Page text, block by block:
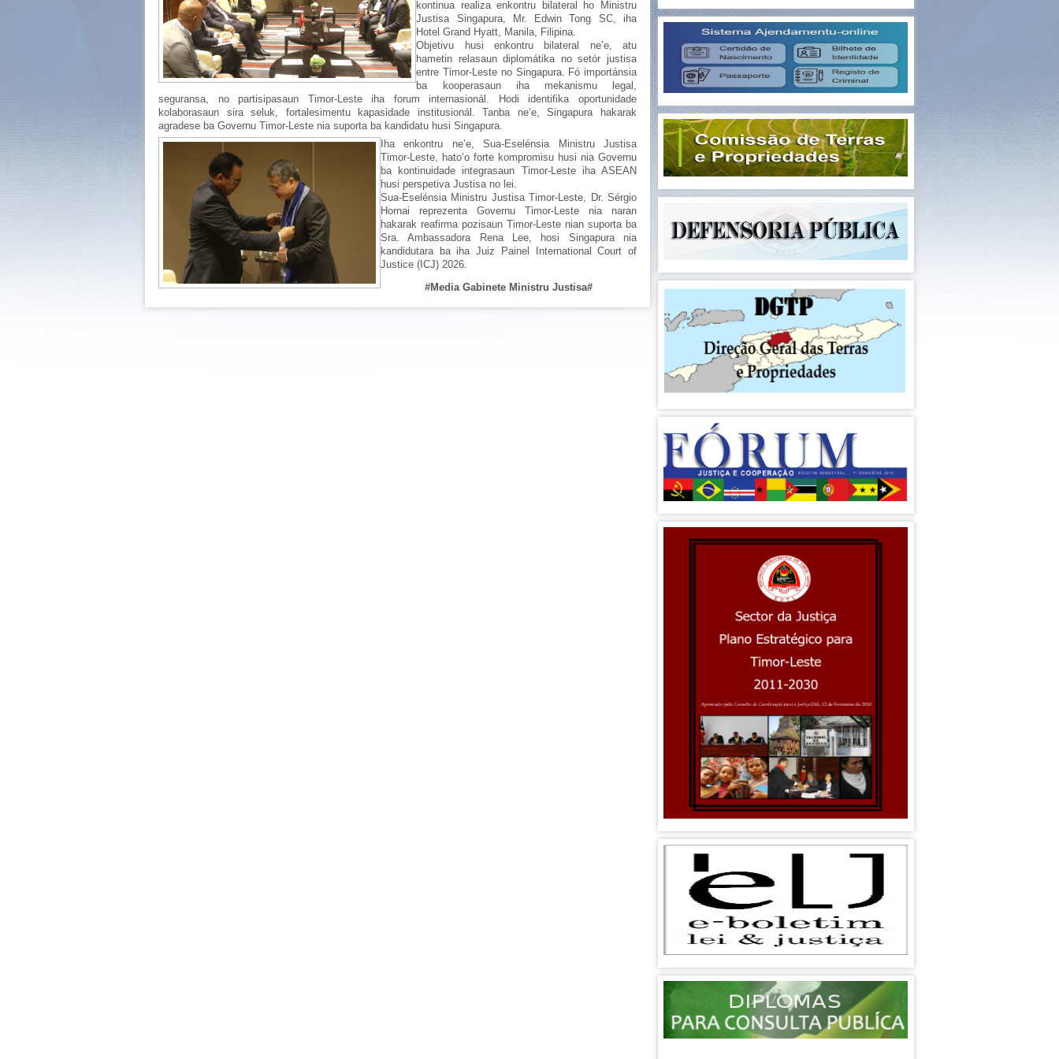
kontinua realiza enkontru bilateral ho Ministru
Justisa Singapura, Mr. Edwin Tong SC, iha
Hotel Grand Hyatt, Manila, Filipina.
Objetivu husi enkontru bilateral ne’e, atu
hametin relasaun diplomátika no setór justisa
entre Timor-Leste no Singapura. Fó importánsia
ba kooperasaun iha mekanismu legal,
seguransa, no partisipasaun Timor-Leste iha forum internasionál. Hodi identifika oportunidade
kolaborasaun sira seluk, fortalesimentu kapasidade institusionál. Tanba ne’e, Singapura hakarak
agradese ba Governu Timor-Leste nia suporta ba kandidatu husi Singapura.
Iha enkontru ne’e, Sua-Eselénsia Ministru Justisa
Timor-Leste, hato’o forte kompromisu husi nia Governu
ba kontinuidade integrasaun Timor-Leste iha ASEAN
husi perspetiva Justisa no lei.
Sua-Eselénsia Ministru Justisa Timor-Leste, Dr. Sérgio
Hornai reprezenta Governu Timor-Leste nia naran
hakarak reafirma pozisaun Timor-Leste nian suporta ba
Sra. Ambassadora Rena Lee, hosi Singapura nia
kandidutara ba iha Juiz Painel International Court of
Justice (ICJ) 2026.
#Media Gabinete Ministru Justisa#